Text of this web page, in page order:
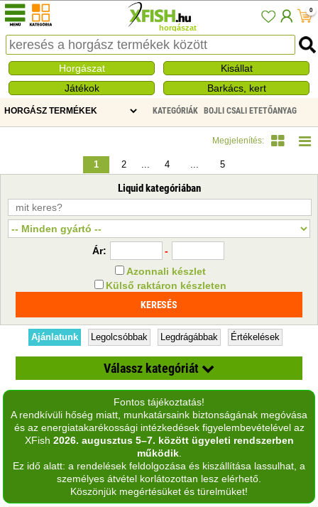
horgászat
0
Horgászat
Kisállat
Játékok
Barkács, kert
KATEGÓRIÁK BOJLI CSALI ETETŐANYAG
Megjelenítés:
1 2 ... 4 ... 5
Liquid kategóriában
Ár:
-
Azonnali készlet
Külső raktáron készleten
Ajánlatunk Legolcsóbbak Legdrágábbak Értékelések
Válassz kategóriát
Aroma
aroma spray
Bojli
Bojli aroma
Fontos tájékoztatás!
A rendkívüli hőség miatt, munkatársaink biztonságának megóvása
és az energiatakarékossági intézkedések figyelembevételével az
XFish 2026. augusztus 5–7. között ügyeleti rendszerben
működik.
Ez idő alatt: a rendelések feldolgozása és kiszállítása lassulhat, a
személyes átvétel korlátozottan lesz elérhető.
Köszönjük megértésüket és türelmüket!